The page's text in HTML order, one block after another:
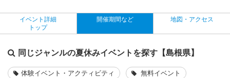
イベント詳細
トップ
開催期間など 地図・アクセス
同じジャンルの夏休みイベントを探す【島根県】
体験イベント・アクティビティ 無料イベント